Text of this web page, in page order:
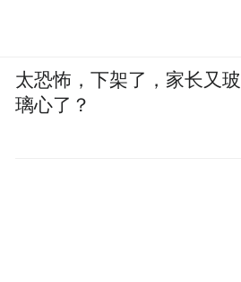
太恐怖，下架了，家长又玻
璃心了？